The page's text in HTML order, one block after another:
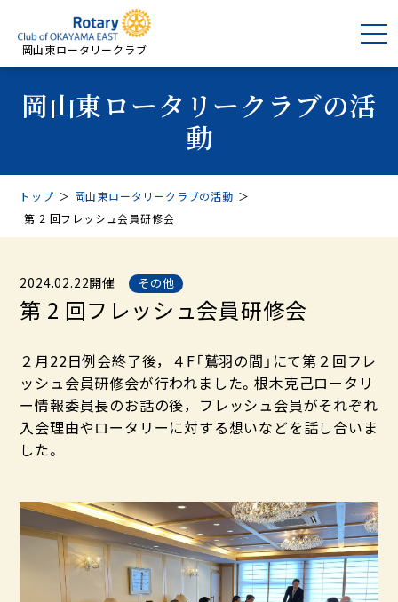
岡山東ロータリークラブ
岡山東ロータリークラブの活
動
トップ ＞ 岡山東ロータリークラブの活動 ＞
第 2 回フレッシュ会員研修会
2024.02.22開催 その他
第 2 回フレッシュ会員研修会
２月22日例会終了後，４F「鷲羽の間」にて第２回フレ
ッシュ会員研修会が行われました。根木克己ロータリ
ー情報委員長のお話の後，フレッシュ会員がそれぞれ
入会理由やロータリーに対する想いなどを話し合いま
した。